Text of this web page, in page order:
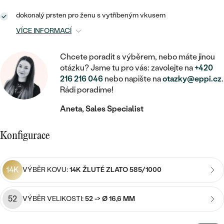
RUČNĚ RYTÉ
S VÝPLNÍ
SVATEBNÍ SETY
DLE CENY
CENOVĚ DOSTUPNÉ
LUXUSNÍ
ZAČÍT S LAB-GROWN DIAMANTEM
ZAČÍT S BAREVNÝM DIAMANTEM
DLE DRAHOKAMU
DIAMANT
LAB-GROWN DIAMANT
MOISSANIT
BAREVNÝ DIAMANT
ČERNÝ DIAMANT
SALT AND PEPPER DIAMANT
DĚTSKÉ ŠPERKY
DOPLŇKY
DLE MATERIÁLU
STŘÍBRO
PLATINA
DLE KAMENE
PIERCING
DLE KAMENE
S DIAMANTY
S DRAHOKAMY
S PERLAMI
DLE CENY
CENOVĚ DOSTUPNÉ
LUXUSNÍ
MEDAILONKY
VE TVARU SRDCE
SE ZVÍŘATY
S DIAMANTY
S DRAHOKAMY
S PERLAMI
STATEMENT
PERSONALIZOVANÉ
DLE DRAHOKAMU
S PERLAMI
DLE CENY
dokonalý prsten pro ženu s vytříbeným vkusem
VÍCE INFORMACÍ
Chcete poradit s výběrem, nebo máte jinou
otázku? Jsme tu pro vás: zavolejte na+420
216 216 046 nebo napište naotazky@eppi.cz.
Rádi poradíme!
Aneta, Sales Specialist
Konfigurace
14K VÝBĚR KOVU:14K ŽLUTÉ ZLATO 585/1000
52 VÝBĚR VELIKOSTI:52 -> Ø 16,6 MM